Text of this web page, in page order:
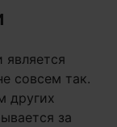
совсем так.
других
за